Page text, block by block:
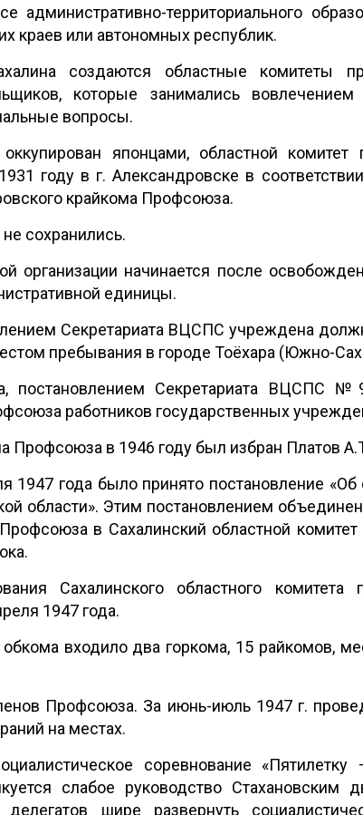
административно-территориального
краев или автономных республик.
создаются областные комитеты
которые занимались
вопросы.
японцами, областной комитет
году в г. Александровске в
крайкома Профсоюза.
сохранились.
организации начинается после
единицы.
Секретариата ВЦСПС учреждена
пребывания в городе Тоёхара (Южно-
постановлением Секретариата ВЦСПС
работников государственных
в 1946 году был избран Платов
года было принято постановление «Об
области». Этим постановлением
в Сахалинский областной
Сахалинского областного комитета
1947 года.
обкома входило два горкома, 15 райкомов,
Профсоюза. За июнь-июль 1947 г.
на местах.
соревнование
слабое руководство Стахановским
шире развернуть